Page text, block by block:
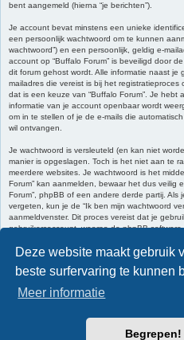
Deze website maakt gebruik
beste surfervaring te kunnen
Meer informatie
Begrepen!
bent aangemeld (hierna “je berichten”).
Je account bevat minstens een unieke
een persoonlijk wachtwoord om te kunnen
wachtwoord”) en een persoonlijk, geldig e-
account op “Buffalo Forum” is beveiligd door
dit forum gehost wordt. Alle informatie naast je
mailadres die vereist is bij het registratieproces
dat is een keuze van “Buffalo Forum”. Je hebt
informatie van je account openbaar wordt
om in te stellen of je de e-mails die
wil ontvangen.
Je wachtwoord is versleuteld (en kan niet
manier is opgeslagen. Toch is het niet aan te
meerdere websites. Je wachtwoord is het
Forum” kan aanmelden, bewaar het dus veilig
Forum”, phpBB of een andere derde partij.
vergeten, kun je de “Ik ben mijn wachtwoord
aanmeldvenster. Dit proces vereist dat je
gebruikersaccount, waarna de phpBB-
Forumoverzicht Contact
KAA Gent kan nooit aansprakelijk worden
schade, zowel moreel als materieel, die
feitelijkheden en daden van derden die
de gegevens vermeld op de website van
geldt inzonderheid voor het forum, waarvan
is dus verantwoordelijk voor zijn uitlatingen